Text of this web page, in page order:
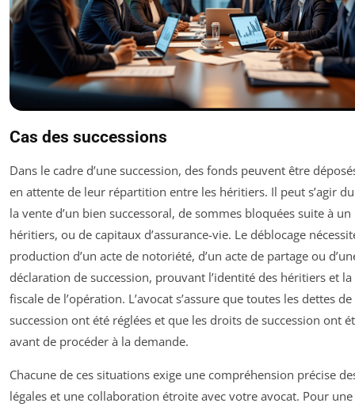
Cas des successions
Dans le cadre d’une succession, des fonds peuvent être
en attente de leur répartition entre les héritiers. Il peut s’agir
la vente d’un bien successoral, de sommes bloquées suite à
héritiers, ou de capitaux d’assurance-vie. Le déblocage
production d’un acte de notoriété, d’un acte de partage ou
déclaration de succession, prouvant l’identité des héritiers et
fiscale de l’opération. L’avocat s’assure que toutes les dettes de
succession ont été réglées et que les droits de succession ont
avant de procéder à la demande.
Chacune de ces situations exige une compréhension précise
légales et une collaboration étroite avec votre avocat. Pour